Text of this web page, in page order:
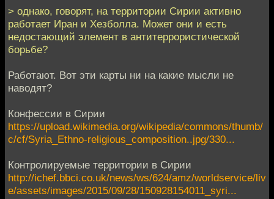
> однако, говорят, на территории Сирии активно
работает Иран и Хезболла. Может они и есть
недостающий элемент в антитеррористической
борьбе?
Работают. Вот эти карты ни на какие мысли не
наводят?
Конфессии в Сирии
https://upload.wikimedia.org/wikipedia/commons/thumb/
c/cf/Syria_Ethno-religious_composition..jpg/330...
Контролируемые территории в Сирии
http://ichef.bbci.co.uk/news/ws/624/amz/worldservice/liv
e/assets/images/2015/09/28/150928154011_syri...